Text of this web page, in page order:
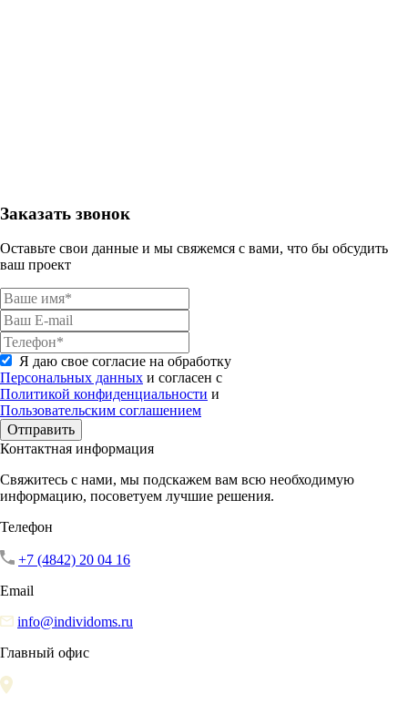
Заказать звонок
Оставьте свои данные и мы свяжемся с вами, что бы обсудить
ваш проект
Я даю свое согласие на обработку
Персональных данных и согласен с
Политикой конфиденциальности и
Пользовательским соглашением
Отправить
Контактная информация
Свяжитесь с нами, мы подскажем вам всю необходимую
информацию, посоветуем лучшие решения.
Телефон
+7 (4842) 20 04 16
Email
info@individoms.ru
Главный офис